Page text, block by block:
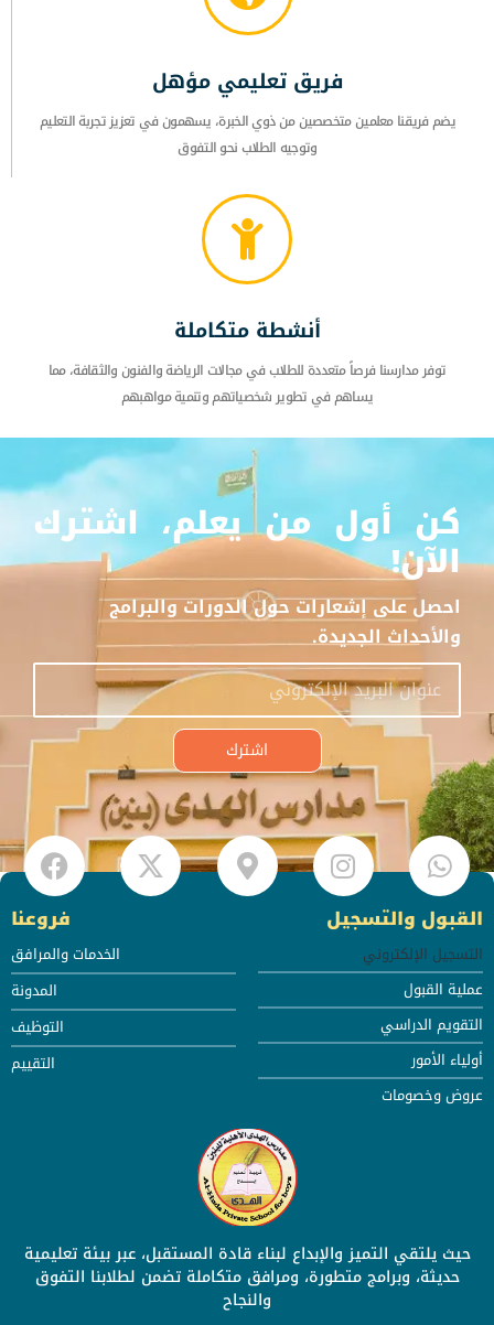
فريق تعليمي مؤهل
يضم فريقنا معلمين متخصصين من ذوي الخبرة، يسهمون في تعزيز تجربة التعليم
وتوجيه الطلاب نحو التفوق
أنشطة متكاملة
توفر مدارسنا فرصاً متعددة للطلاب في مجالات الرياضة والفنون والثقافة، مما
يساهم في تطوير شخصياتهم وتنمية مواهبهم
كن أول من يعلم، اشترك
الآن!
احصل على إشعارات حول الدورات والبرامج
والأحداث الجديدة.
اشترك
القبول والتسجيل
التسجيل الإلكتروني
عملية القبول
التقويم الدراسي
أولياء الأمور
عروض وخصومات
فروعنا
الخدمات والمرافق
المدونة
التوظيف
التقييم
حيث يلتقي التميز والإبداع لبناء قادة المستقبل، عبر بيئة تعليمية
حديثة، وبرامج متطورة، ومرافق متكاملة تضمن لطلابنا التفوق
والنجاح